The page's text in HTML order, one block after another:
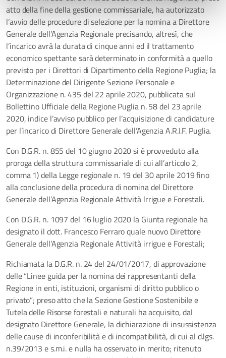
atto della fine della gestione commissariale, ha autorizzato
l’avvio delle procedure di selezione per la nomina a Direttore
Generale dell’Agenzia Regionale precisando, altresì, che
l’incarico avrà la durata di cinque anni ed il trattamento
economico spettante sarà determinato in conformità a quello
previsto per i Direttori di Dipartimento della Regione Puglia; la
Determinazione del Dirigente Sezione Personale e
Organizzazione n. 435 del 22 aprile 2020, pubblicata sul
Bollettino Ufficiale della Regione Puglia n. 58 del 23 aprile
2020, indice l’avviso pubblico per l’acquisizione di candidature
per l’incarico di Direttore Generale dell’Agenzia A.R.I.F. Puglia.
Con D.G.R. n. 855 del 10 giugno 2020 si è provveduto alla
proroga della struttura commissariale di cui all’articolo 2,
comma 1) della Legge regionale n. 19 del 30 aprile 2019 fino
alla conclusione della procedura di nomina del Direttore
Generale dell’Agenzia Regionale Attività lrrigue e Forestali.
Con D.G.R. n. 1097 del 16 luglio 2020 la Giunta regionale ha
designato il dott. Francesco Ferraro quale nuovo Direttore
Generale dell’Agenzia Regionale Attività irrigue e Forestali;
Richiamata la D.G.R. n. 24 del 24/01/2017, di approvazione
delle “Linee guida per la nomina dei rappresentanti della
Regione in enti, istituzioni, organismi di diritto pubblico o
privato”; preso atto che la Sezione Gestione Sostenibile e
Tutela delle Risorse forestali e naturali ha acquisito, dal
designato Direttore Generale, la dichiarazione di insussistenza
delle cause di inconferibilità e di incompatibilità, di cui al d.lgs.
n.39/2013 e s.m.i. e nulla ha osservato in merito; ritenuto